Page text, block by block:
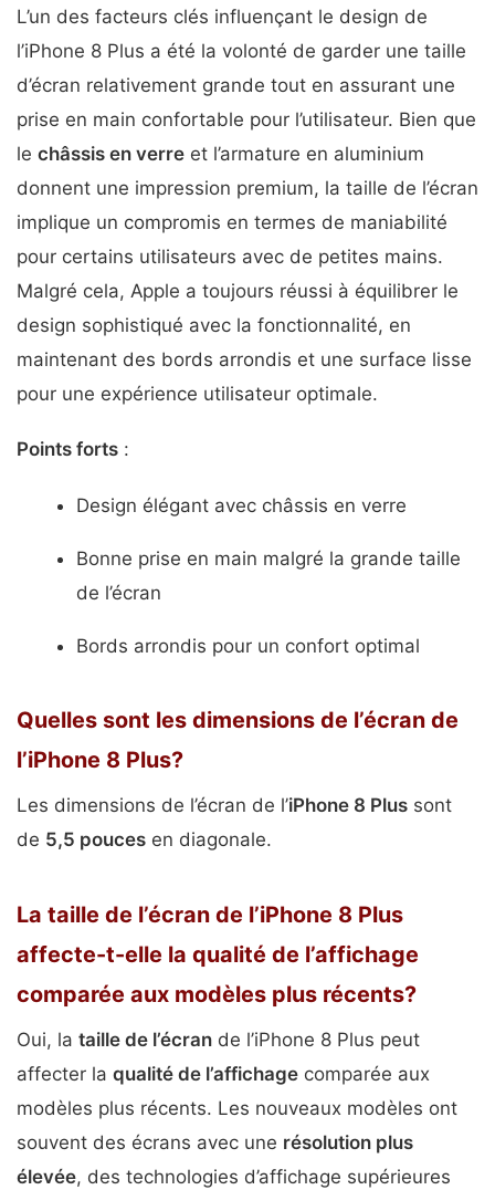
L’un des facteurs clés influençant le design de
l’iPhone 8 Plus a été la volonté de garder une taille
d’écran relativement grande tout en assurant une
prise en main confortable pour l’utilisateur. Bien que
le châssis en verre et l’armature en aluminium
donnent une impression premium, la taille de l’écran
implique un compromis en termes de maniabilité
pour certains utilisateurs avec de petites mains.
Malgré cela, Apple a toujours réussi à équilibrer le
design sophistiqué avec la fonctionnalité, en
maintenant des bords arrondis et une surface lisse
pour une expérience utilisateur optimale.
Points forts :
Design élégant avec châssis en verre
Bonne prise en main malgré la grande taille
de l’écran
Bords arrondis pour un confort optimal
Quelles sont les dimensions de l’écran de
l’iPhone 8 Plus?
Les dimensions de l’écran de l’iPhone 8 Plus sont
de 5,5 pouces en diagonale.
La taille de l’écran de l’iPhone 8 Plus
affecte-t-elle la qualité de l’affichage
comparée aux modèles plus récents?
Oui, la taille de l’écran de l’iPhone 8 Plus peut
affecter la qualité de l’affichage comparée aux
modèles plus récents. Les nouveaux modèles ont
souvent des écrans avec une résolution plus
élevée, des technologies d’affichage supérieures